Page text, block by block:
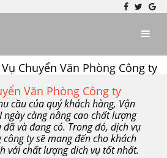
Chuyển Văn Phòng Công ty
Văn Phòng Công ty
cầu của quý khách hàng, Vận
ngày càng nâng cao chất lượng
và đang có. Trong đó, dịch vụ
ty sẽ mang đến cho khách
với chất lượng dich vụ tốt nhất.